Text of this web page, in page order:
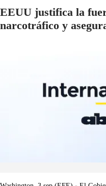
EEUU justifica la
narcotráfico y